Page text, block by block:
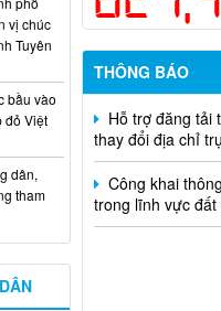
THÔNG BÁO
năm một lần cho
thành phố Đồng
Hỗ trợ đăng tải
thay đổi địa chỉ
Công khai
trong lĩnh vực
vị chúc
Tuyên
bầu vào
đỏ Việt
dân,
tham